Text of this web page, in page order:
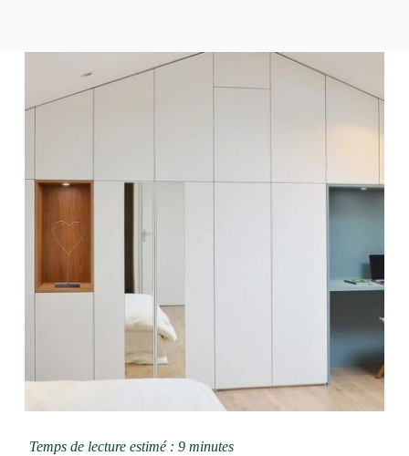
Temps de lecture estimé : 9 minutes